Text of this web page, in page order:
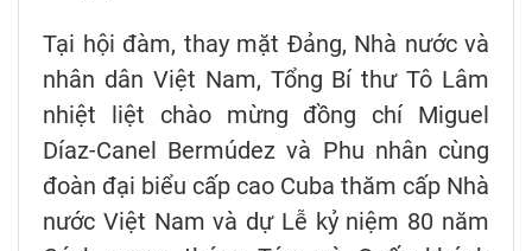
Tại hội đàm, thay mặt Đảng, Nhà nước và
nhân dân Việt Nam, Tổng Bí thư Tô Lâm
nhiệt liệt chào mừng đồng chí Miguel
Díaz-Canel Bermúdez và Phu nhân cùng
đoàn đại biểu cấp cao Cuba thăm cấp Nhà
nước Việt Nam và dự Lễ kỷ niệm 80 năm